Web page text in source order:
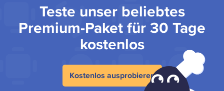
Teste unser beliebtes
Premium-Paket für 30 Tage
kostenlos
Kostenlos ausprobieren